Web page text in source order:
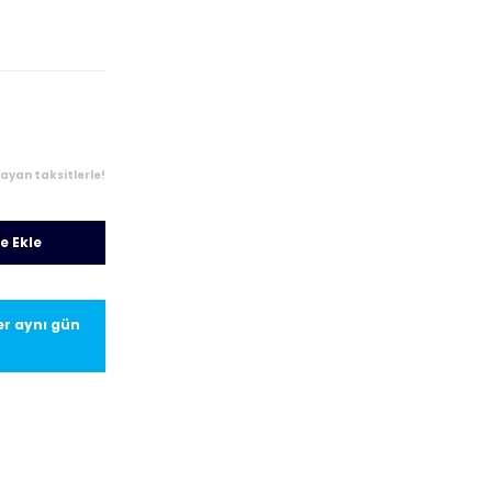
taksitlerle!
Ekle
aynı gün